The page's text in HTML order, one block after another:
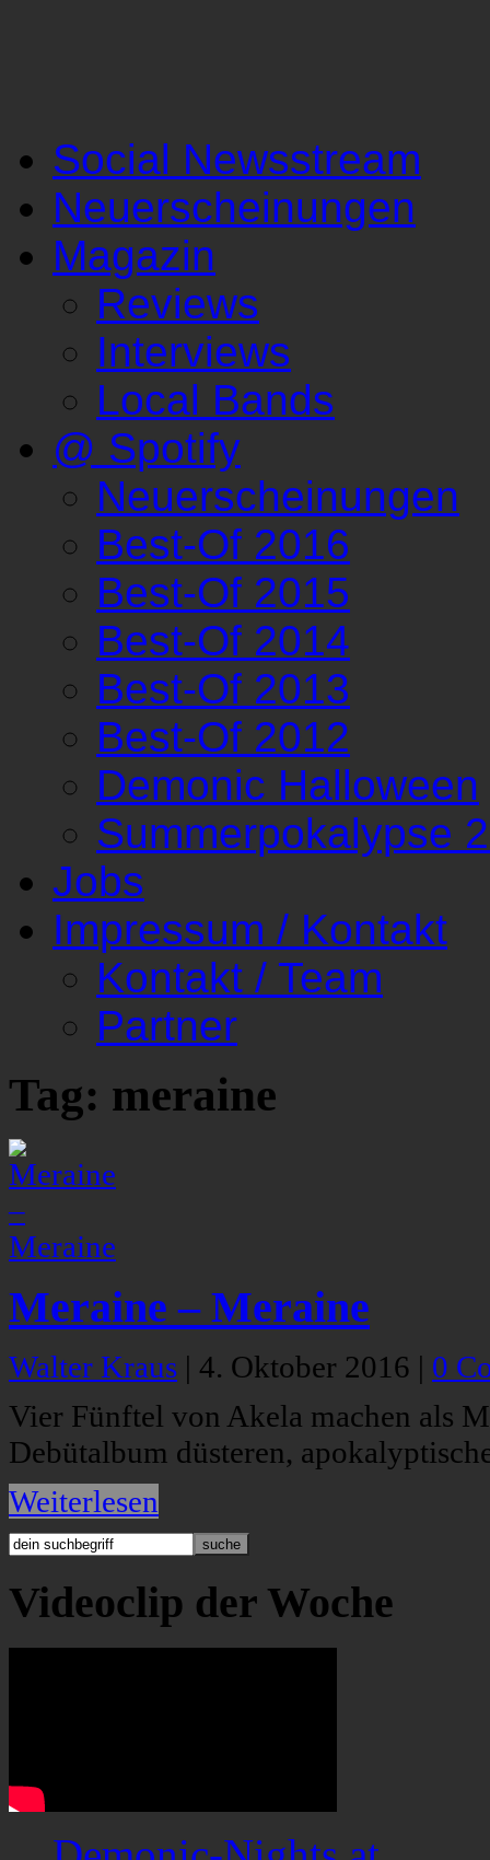
Social Newsstream
Neuerscheinungen
Magazin
Reviews
Interviews
Local Bands
@ Spotify
Neuerscheinungen
Best-Of 2016
Best-Of 2015
Best-Of 2014
Best-Of 2013
Best-Of 2012
Demonic Halloween
Summerpokalypse
Jobs
Impressum / Kontakt
Kontakt / Team
Partner
Tag: meraine
Meraine – Meraine
Walter Kraus | 4. Oktober 2016 | 0
Vier Fünftel von Akela machen als
Debütalbum düsteren,
Weiterlesen
Videoclip der Woche